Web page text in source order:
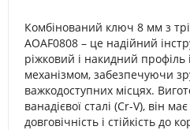
Комбінований ключ 8 мм з
AOAF0808 – це надійний
ріжковий і накидний профіль
механізмом, забезпечуючи
важкодоступних місцях.
ванадієвої сталі (Cr-V), він
довговічність і стійкість до